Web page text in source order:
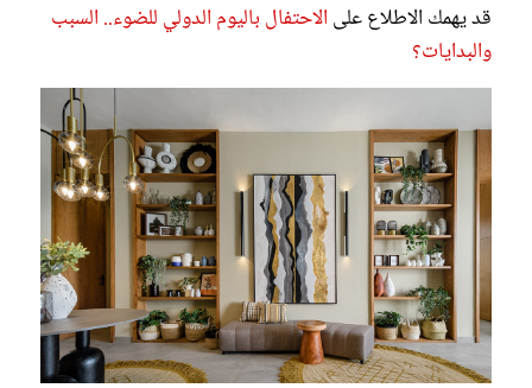
قد يهمك الاطلاع على الاحتفال باليوم الدولي للضوء.. السبب
والبدايات؟